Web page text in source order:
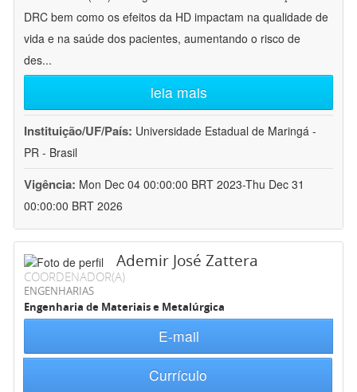
DRC bem como os efeitos da HD impactam na qualidade de
vida e na saúde dos pacientes, aumentando o risco de
des...
leia mais
Instituição/UF/País: Universidade Estadual de Maringá -
PR - Brasil
Vigência: Mon Dec 04 00:00:00 BRT 2023-Thu Dec 31
00:00:00 BRT 2026
Ademir José Zattera
COORDENADOR(A)
ENGENHARIAS
Engenharia de Materiais e Metalúrgica
E-mail
Currículo